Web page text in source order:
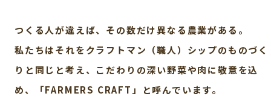
つくる人が違えば、その数だけ異なる農業がある。
私たちはそれをクラフトマン（職人）シップのものづく
りと同じと考え、 こだわりの深い野菜や肉に敬意を込
め、「FARMERS CRAFT」と呼んでいます。